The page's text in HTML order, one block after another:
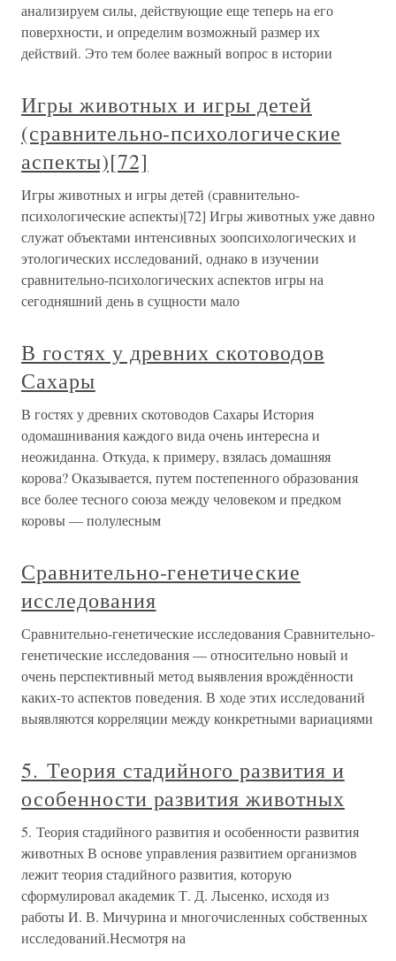
анализируем силы, действующие еще теперь на его
поверхности, и определим возможный размер их
действий. Это тем более важный вопрос в истории
Игры животных и игры детей
(сравнительно-психологические
аспекты)[72]
Игры животных и игры детей (сравнительно-
психологические аспекты)[72] Игры животных уже давно
служат объектами интенсивных зоопсихологических и
этологических исследований, однако в изучении
сравнительно-психологических аспектов игры на
сегодняшний день в сущности мало
В гостях у древних скотоводов
Сахары
В гостях у древних скотоводов Сахары История
одомашнивания каждого вида очень интересна и
неожиданна. Откуда, к примеру, взялась домашняя
корова? Оказывается, путем постепенного образования
все более тесного союза между человеком и предком
коровы — полулесным
Сравнительно-генетические
исследования
Сравнительно-генетические исследования Сравнительно-
генетические исследования — относительно новый и
очень перспективный метод выявления врождённости
каких-то аспектов поведения. В ходе этих исследований
выявляются корреляции между конкретными вариациями
5. Теория стадийного развития и
особенности развития животных
5. Теория стадийного развития и особенности развития
животных В основе управления развитием организмов
лежит теория стадийного развития, которую
сформулировал академик Т. Д. Лысенко, исходя из
работы И. В. Мичурина и многочисленных собственных
исследований.Несмотря на